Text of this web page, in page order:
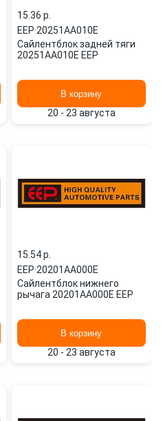
15.36 p.
EEP·20251AA010E
Сайлентблок задней тяги
20251AA010E EEP
В корзину
20 - 23 августа
15.54 p.
EEP·20201AA000E
Сайлентблок нижнего
рычага 20201AA000E EEP
В корзину
20 - 23 августа